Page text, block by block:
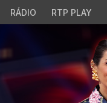
RÁDIO RTP PLAY